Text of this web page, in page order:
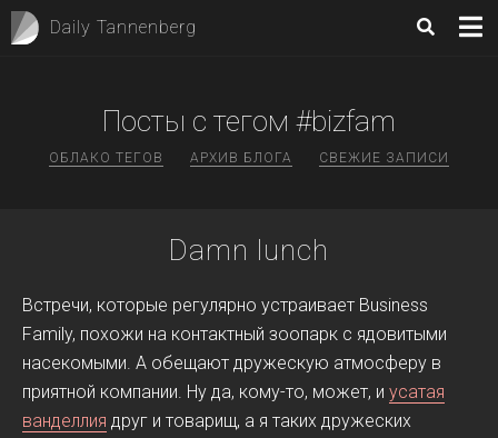
Daily Tannenberg
Посты с тегом #bizfam
ОБЛАКО ТЕГОВ АРХИВ БЛОГА СВЕЖИЕ ЗАПИСИ
Damn lunch
Встречи, которые регулярно устраивает Business
Family, похожи на контактный зоопарк с ядовитыми
насекомыми. А обещают дружескую атмосферу в
приятной компании. Ну да, кому-то, может, и усатая
ванделлия друг и товарищ, а я таких дружеских